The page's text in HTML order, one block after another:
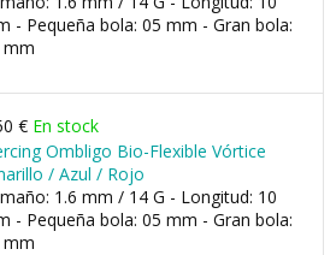
- Pequeña bola: 05 mm - Gran bola:
mm
€ En stock
Ombligo Bio-Flexible Vórtice
/ Azul / Rojo
1.6 mm / 14 G - Longitud: 10
- Pequeña bola: 05 mm - Gran bola:
mm